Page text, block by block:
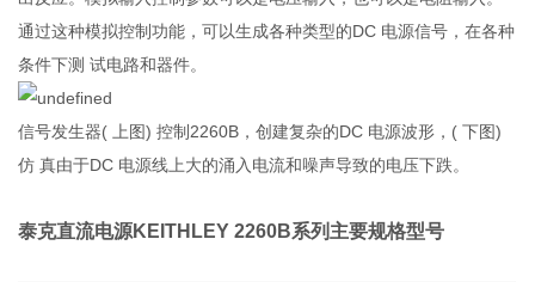
通过这种模拟控制功能，可以生成各种类型的DC 电源信号，在各种
条件下测 试电路和器件。
信号发生器( 上图) 控制2260B，创建复杂的DC 电源波形，( 下图)
仿 真由于DC 电源线上大的涌入电流和噪声导致的电压下跌。
泰克直流电源KEITHLEY 2260B系列主要规格型号